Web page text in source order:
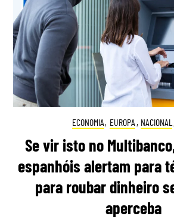
ECONOMIA, EUROPA , NACIONAL
Se vir isto no
espanhóis alertam para
para roubar dinheiro
aperceba